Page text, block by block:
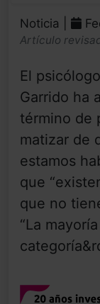
Noticia |
Artículo
El
Garrido ha
término de
matizar de
estamos
que
que no
“La